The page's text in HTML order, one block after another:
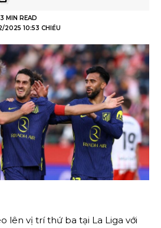
2025 10:53 CHIỀU
3 MIN READ
lên vị trí thứ ba tại La Liga với